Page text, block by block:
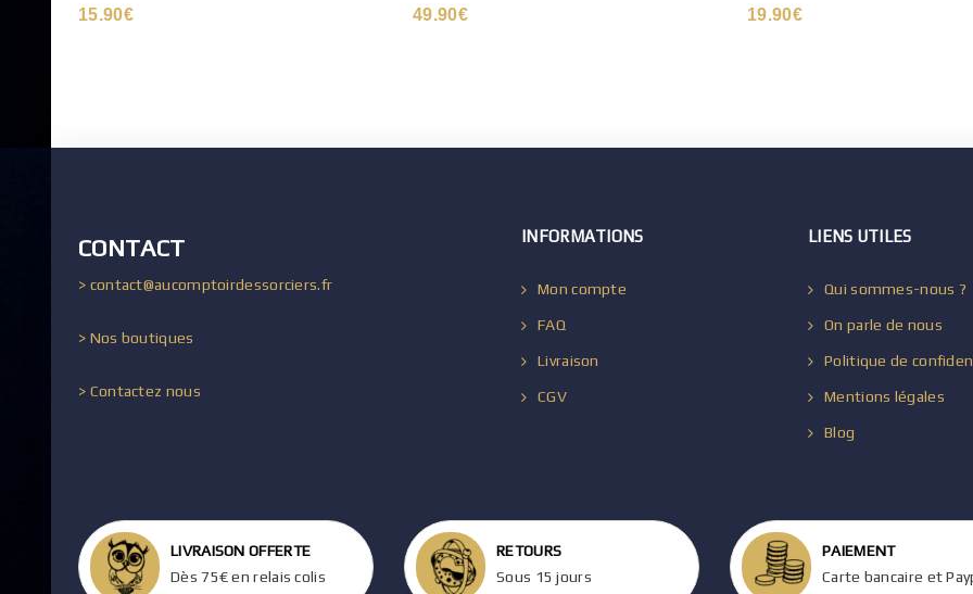
15.90€
49.90€
19.90€
CONTACT
> contact@aucomptoirdessorciers.fr
> Nos boutiques
> Contactez nous
INFORMATIONS
Mon compte
FAQ
Livraison
CGV
LIENS UTILES
Qui sommes-nous ?
On parle de nous
Politique de
Mentions légales
Blog
LIVRAISON OFFERTE
Dès 75€ en relais colis
RETOURS
Sous 15 jours
PAIEMENT
Carte bancaire et